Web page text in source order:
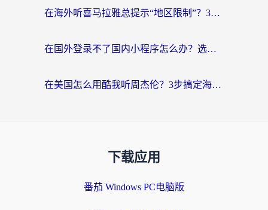
在海外听喜马拉雅总提示“地区限制”？3步轻松解除+听国内音乐全攻略
在国外登录不了国内小程序怎么办？选对回国加速器，轻松解锁国内资源
在美国怎么用酷我听周杰伦？3步搞定海外听歌难题
下载应用
番茄 Windows PC电脑版